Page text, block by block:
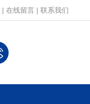
| 在线留言 | 联系我们